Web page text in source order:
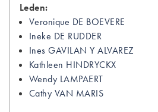
Leden:
Veronique DE BOEVERE
Ineke DE RUDDER
Ines GAVILAN Y ALVAREZ
Kathleen HINDRYCKX
Wendy LAMPAERT
Cathy VAN MARIS